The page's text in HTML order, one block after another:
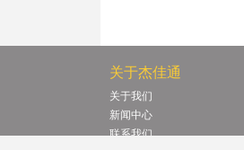
关于杰佳通
关于我们
新闻中心
联系我们